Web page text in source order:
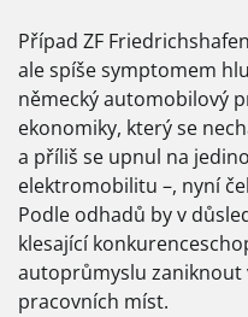
Případ ZF
ale spíše symptomem
německý automobilový
ekonomiky, který se
a příliš se upnul na
elektromobilitu –, nyní
Podle odhadů by v
klesající
autoprůmyslu zaniknout
pracovních míst.